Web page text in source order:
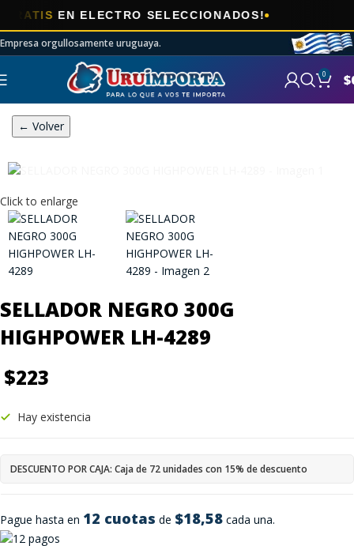
EN ELECTRO SELECCIONADOS!
Empresa orgullosamente uruguaya.
0 $
← Volver
Click to enlarge
SELLADOR NEGRO 300G
HIGHPOWER LH-4289
$223
Pague hasta en 12 cuotas de $18,58 cada una.
Hay existencia
DESCUENTO POR CAJA: Caja de 72 unidades con 15% de descuento